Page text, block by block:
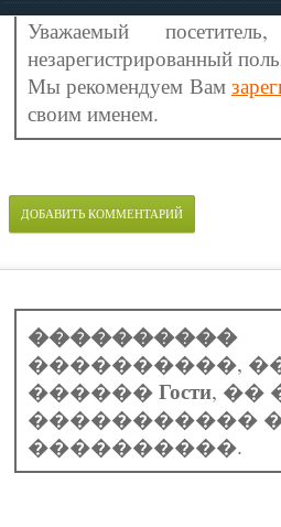
Уважаемый
незарегистрированный
Мы рекомендуем Вам
своим именем.
ДОБАВИТЬ КОММЕНТАРИЙ
����������
����������,
������Гости, ��
�����������
����������.